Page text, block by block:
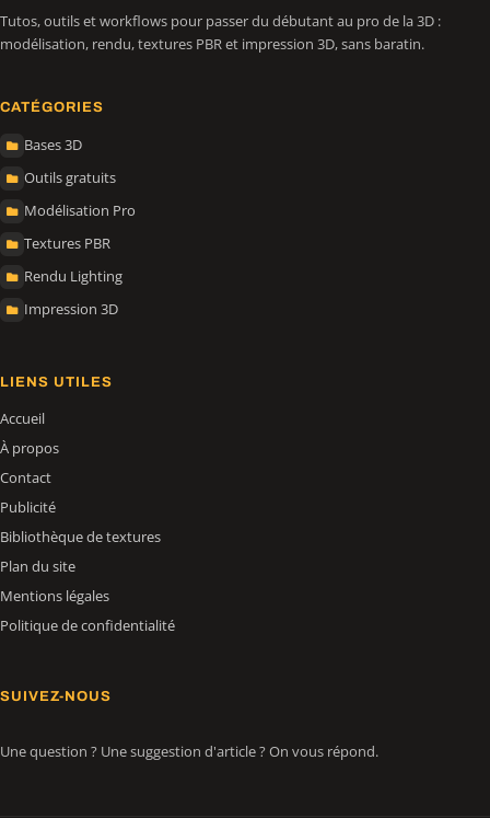
Tutos, outils et workflows pour passer du débutant au pro de la 3D :
modélisation, rendu, textures PBR et impression 3D, sans baratin.
CATÉGORIES
Bases 3D
Outils gratuits
Modélisation Pro
Textures PBR
Rendu Lighting
Impression 3D
LIENS UTILES
Accueil
À propos
Contact
Publicité
Bibliothèque de textures
Plan du site
Mentions légales
Politique de confidentialité
SUIVEZ-NOUS
Une question ? Une suggestion d'article ? On vous répond.